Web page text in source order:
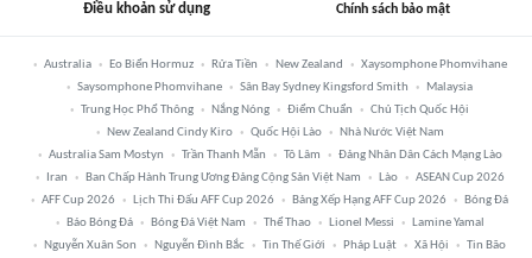
Điều khoản sử dụng Chính sách bảo mật
Australia Eo Biển Hormuz Rửa Tiền New Zealand
Xaysomphone Phomvihane
Saysomphone Phomvihane
Sân Bay Sydney Kingsford Smith
Malaysia
Trung Học Phổ Thông
Nắng Nóng Điểm Chuẩn
Chủ Tịch Quốc Hội
New Zealand Cindy Kiro
Quốc Hội Lào
Nhà Nước Việt Nam
Australia Sam Mostyn
Trần Thanh Mẫn Tô Lâm
Đảng Nhân Dân Cách Mạng Lào
Iran
Ban Chấp Hành Trung Ương Đảng Cộng Sản Việt Nam Lào
ASEAN Cup 2026
AFF Cup 2026
Lịch Thi Đấu AFF Cup 2026 Bảng Xếp Hạng AFF Cup 2026
Bóng Đá
Báo Bóng Đá
Bóng Đá Việt Nam Thể Thao Lionel Messi
Lamine Yamal
Nguyễn Xuân Son
Nguyễn Đình Bắc Tin Thế Giới Pháp Luật Xã Hội Tin Bão